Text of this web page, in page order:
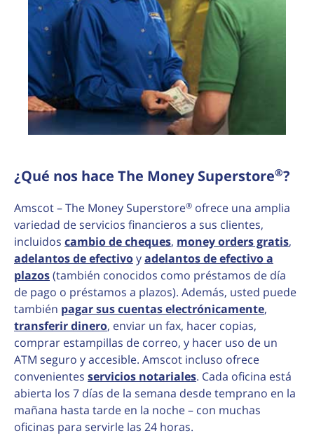
¿Qué nos hace The Money Superstore®?
Amscot – The Money Superstore® ofrece una amplia
variedad de servicios financieros a sus clientes,
incluidos cambio de cheques, money orders gratis,
adelantos de efectivoyadelantos de efectivo a
plazos(también conocidos como préstamos de día
de pago o préstamos a plazos). Además, usted puede
también pagar sus cuentas electrónicamente,
transferir dinero, enviar un fax, hacer copias,
comprar estampillas de correo, y hacer uso de un
ATM seguro y accesible. Amscot incluso ofrece
convenientes servicios notariales. Cada oficina está
abierta los 7 días de la semana desde temprano en la
mañana hasta tarde en la noche – con muchas
oficinas para servirle las 24 horas.